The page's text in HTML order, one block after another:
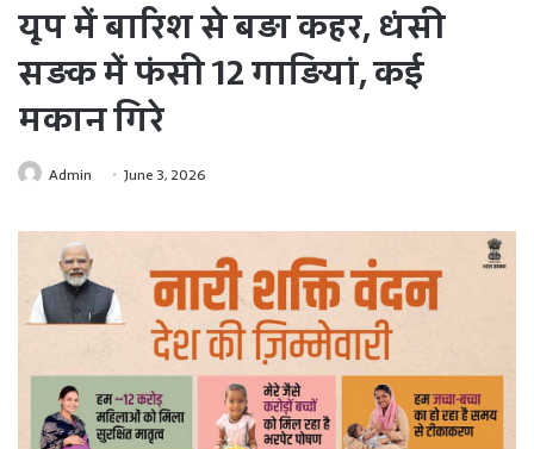
यूप में बारिश से बड़ा कहर, धंसी
सड़क में फंसी 12 गाड़ियां, कई
मकान गिरे
Admin June 3, 2026